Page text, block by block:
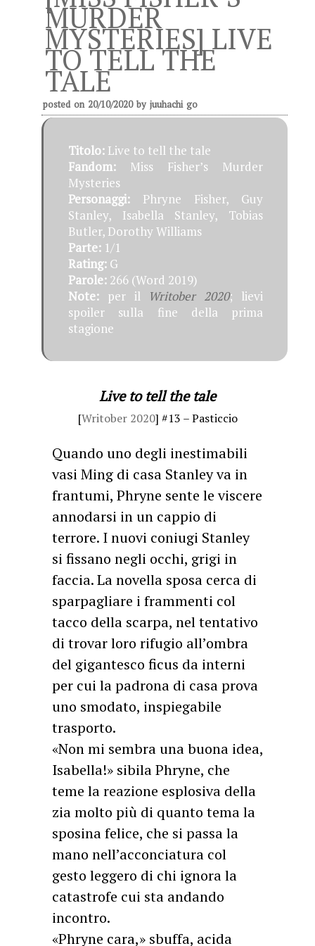
MURDER
MYSTERIES] LIVE
TO TELL THE
TALE
posted on 20/10/2020by juuhachi go
Titolo: Live to tell the tale
Fandom: Miss Fisher’s Murder
Mysteries
Personaggi: Phryne Fisher, Guy
Stanley, Isabella Stanley, Tobias
Butler, Dorothy Williams
Parte: 1/1
Rating: G
Parole: 266 (Word 2019)
Note: per il Writober 2020; lievi
spoiler sulla fine della prima
stagione
Live to tell the tale
[Writober 2020] #13 – Pasticcio
Quando uno degli inestimabili
vasi Ming di casa Stanley va in
frantumi, Phryne sente le viscere
annodarsi in un cappio di
terrore. I nuovi coniugi Stanley
si fissano negli occhi, grigi in
faccia. La novella sposa cerca di
sparpagliare i frammenti col
tacco della scarpa, nel tentativo
di trovar loro rifugio all’ombra
del gigantesco ficus da interni
per cui la padrona di casa prova
uno smodato, inspiegabile
trasporto.
«Non mi sembra una buona idea,
Isabella!» sibila Phryne, che
teme la reazione esplosiva della
zia molto più di quanto tema la
sposina felice, che si passa la
mano nell’acconciatura col
gesto leggero di chi ignora la
catastrofe cui sta andando
incontro.
«Phryne cara,» sbuffa, acida